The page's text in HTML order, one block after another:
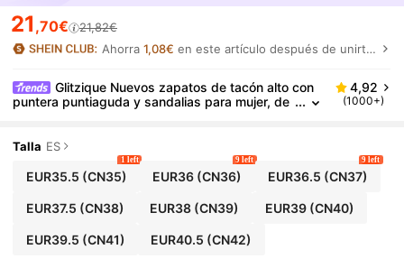
21 ,70€
21,82€
Ahorra 1,08€ en este artículo después de unirte.
Glitzique Nuevos zapatos de tacón alto con
puntera puntiaguda y sandalias para mujer, de
cina, para primavera/verano
4,92
(1000+)
Talla ES
EUR35.5 (CN35)
1 left
EUR36 (CN36)
9 left
EUR36.5 (CN37)
9 left
EUR37.5 (CN38) EUR38 (CN39) EUR39(CN40)
EUR39.5 (CN41) EUR40.5 (CN42)